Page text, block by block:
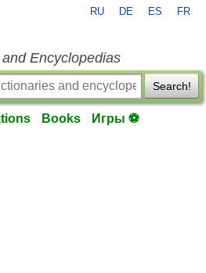
RU DE ES FR
Encyclopedias
Search!
Books Игры ⚽